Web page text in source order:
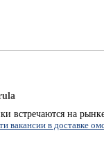
встречаются на
вакансии в доставке